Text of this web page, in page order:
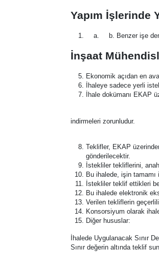
Yapım İşlerinde
Benzer işe
İnşaat
Ekonomik açıdan en
İhaleye sadece yerli
İhale dokümanı EKAP
indirmeleri zorunludur.
Teklifler, EKAP
gönderilecektir.
İstekliler tekliflerini,
Bu ihalede, işin
İstekliler teklif ettikleri
Bu ihalede elektronik
Verilen tekliflerin
Konsorsiyum olarak
Diğer hususlar:
İhalede Uygulanacak Sınır
Sınır değerin altında teklif